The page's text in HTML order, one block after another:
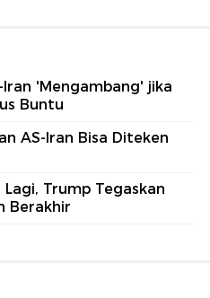
'Mengambang' jika
Buntu
AS-Iran Bisa Diteken
Trump Tegaskan
Berakhir